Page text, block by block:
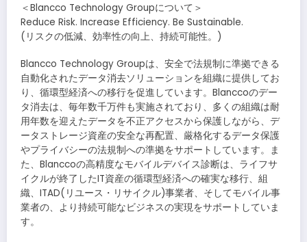
＜Blancco Technology Groupについて＞
Reduce Risk. Increase Efficiency. Be Sustainable.
(リスクの低減、効率性の向上、持続可能性。)
Blancco Technology Groupは、安全で法規制に準拠できる
自動化されたデータ消去ソリューションを組織に提供してお
り、循環型経済への移行を促進しています。Blanccoのデー
タ消去は、毎年数千万件も実施されており、多くの組織は耐
用年数を迎えたデータを不正アクセスから保護しながら、デ
ータストレージ資産の安全な再配置、厳格化するデータ保護
やプライバシーの法規制への準拠をサポートしています。ま
た、Blanccoの高精度なモバイルデバイス診断は、ライフサ
イクルが終了したIT資産の循環型経済への確実な移行、組
織、ITAD(リユース・リサイクル)事業者、そしてモバイル事
業者の、より持続可能なビジネスの実現をサポートしていま
す。